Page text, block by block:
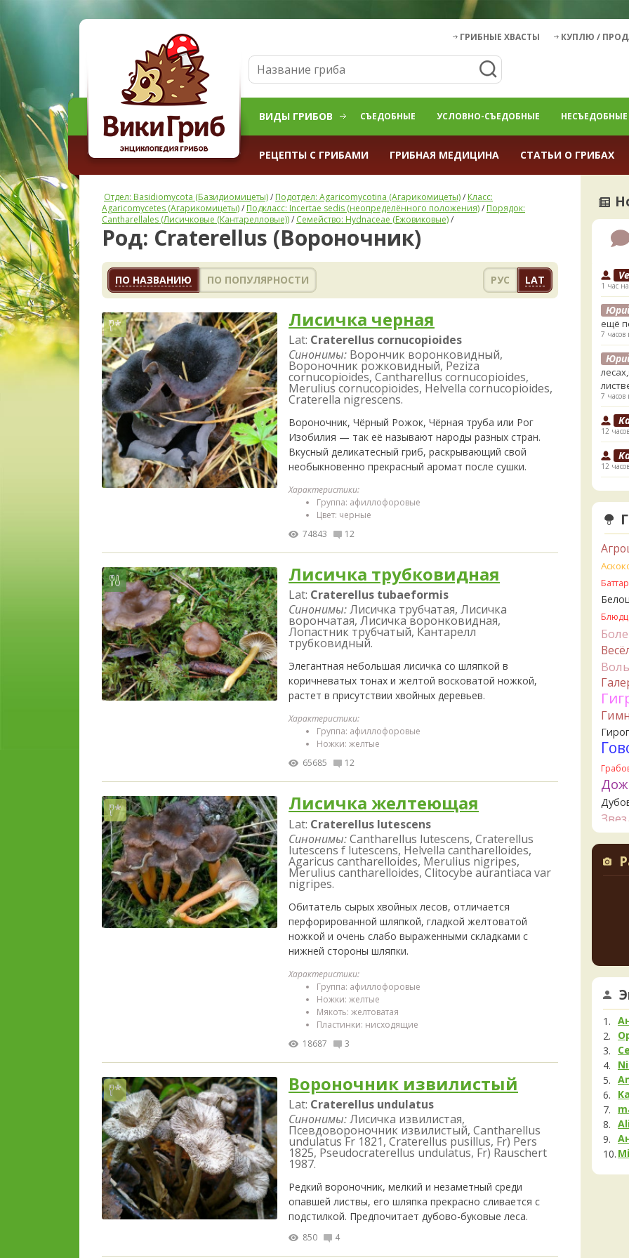
ГРИБНЫЕ ХВАСТЫ КУПЛЮ /
ВИДЫ ГРИБОВ СЪЕДОБНЫЕ УСЛОВНО-СЪЕДОБНЫЕ НЕСЪЕДОБНЫЕ
РЕЦЕПТЫ С ГРИБАМИ ГРИБНАЯ МЕДИЦИНА СТАТЬИ О ГРИБАХ
Отдел: Basidiomycota (Базидиомицеты)/ Подотдел: Agaricomycotina (Агарикомицеты)/ Класс:
Agaricomycetes (Агарикомицеты)/ Подкласс: Incertae sedis (неопределённого положения)/ Порядок:
Cantharellales (Лисичковые (Кантарелловые))/ Семейство: Hydnaceae (Ежовиковые)/
Род: Craterellus (Вороночник)
ПО НАЗВАНИЮ ПО ПОПУЛЯРНОСТИ РУС LAT
Лисичка черная
Lat: Craterellus cornucopioides
Синонимы: Ворончик воронковидный,
Вороночник рожковидный, Peziza
cornucopioides, Cantharellus cornucopioides,
Merulius cornucopioides, Helvella cornucopioides,
Craterella nigrescens.
Вороночник, Чёрный Рожок, Чёрная труба или Рог
Изобилия — так её называют народы разных стран.
Вкусный деликатесный гриб, раскрывающий свой
необыкновенно прекрасный аромат после сушки.
Характеристики:
Группа: афиллофоровые
Цвет: черные
74843
12
Лисичка трубковидная
Lat: Craterellus tubaeformis
Синонимы:Лисичка трубчатая, Лисичка
ворончатая, Лисичка воронковидная,
Лопастник трубчатый, Кантарелл
трубковидный.
Элегантная небольшая лисичка со шляпкой в
коричневатых тонах и желтой восковатой ножкой,
растет в присутствии хвойных деревьев.
Характеристики:
Группа: афиллофоровые
Ножки: желтые
65685
12
Лисичка желтеющая
Lat: Craterellus lutescens
Синонимы:Cantharellus lutescens, Craterellus
lutescens f lutescens, Helvella cantharelloides,
Agaricus cantharelloides, Merulius nigripes,
Merulius cantharelloides, Clitocybe aurantiaca var
nigripes.
Обитатель сырых хвойных лесов, отличается
перфорированной шляпкой, гладкой желтоватой
ножкой и очень слабо выраженными складками с
нижней стороны шляпки.
Характеристики:
Группа: афиллофоровые
Ножки: желтые
Мякоть: желтоватая
Пластинки: нисходящие
18687
3
Вороночник извилистый
Lat: Craterellus undulatus
Синонимы:Лисичка извилистая,
Псевдовороночник извилистый, Cantharellus
undulatus Fr 1821, Craterellus pusillus, Fr) Pers
1825, Pseudocraterellus undulatus, Fr) Rauschert
1987.
Редкий вороночник, мелкий и незаметный среди
опавшей листвы, его шляпка прекрасно сливается с
подстилкой. Предпочитает дубово-буковые леса.
850 4
1 час
ещё
7 часов
7 часов
12
12
1 день
1 день
1 день
1 день
грибы.
1 день
1 день
1 день
1 день
но
края
1 день